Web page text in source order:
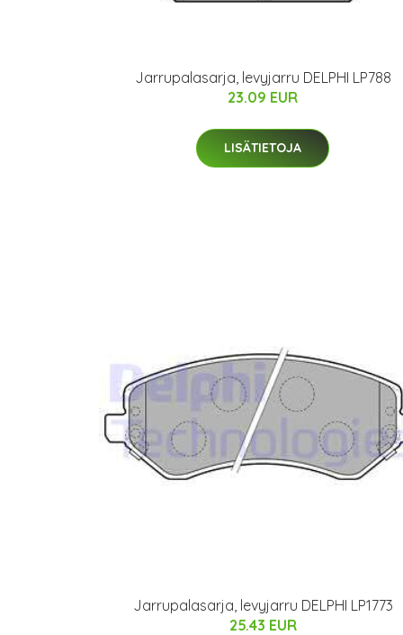
Jarrupalasarja, levyjarru DELPHI LP788
23.09 EUR
LISÄTIETOJA
Jarrupalasarja, levyjarru DELPHI LP1773
25.43 EUR